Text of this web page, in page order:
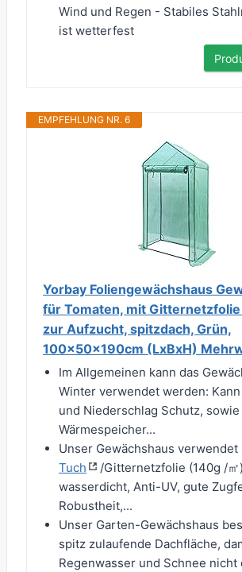
Wind und Regen - Stabiles
ist wetterfest
EMPFEHLUNG NR. 6
Yorbay Foliengewächshaus
für Tomaten, mit
zur Aufzucht, spitzdach, Grün,
100×50×190cm (LxBxH)
Im Allgemeinen kann das
Winter verwendet werden:
und Niederschlag Schutz, sowie
Wärmespeicher...
Unser Gewächshaus verwendet
Tuch
/Gitternetzfolie (140g /㎡
wasserdicht, Anti-UV, gute
Robustheit,...
Unser Garten-Gewächshaus
spitz zulaufende Dachfläche,
Regenwasser und Schnee nicht